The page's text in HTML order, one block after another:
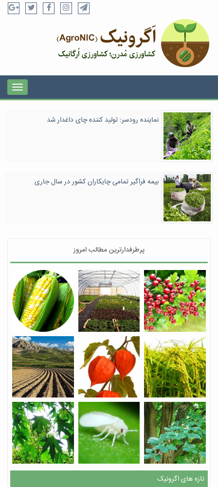
نماینده رودسر: تولید کننده چای داغدار شد
بیمه فراگیر تمامی چایکاران کشور در سال جاری
پرطرفدارترین مطالب امروز
تازه های اگرونیک